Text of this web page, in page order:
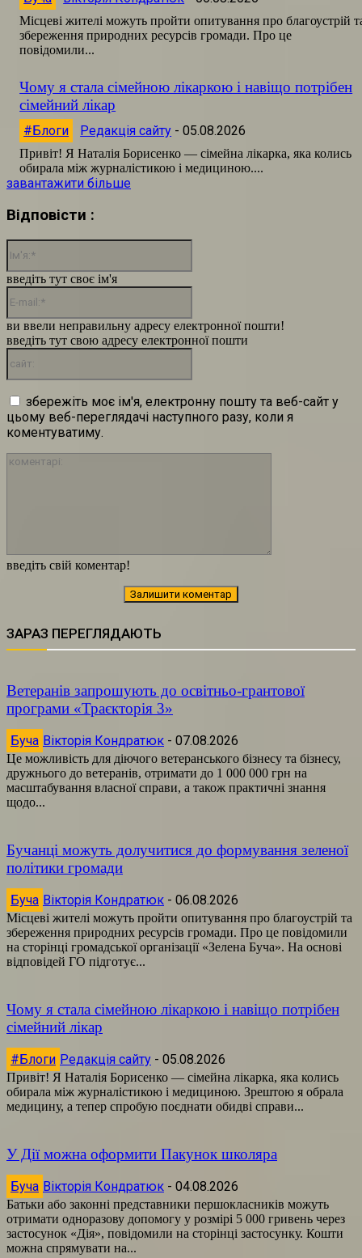
Місцеві жителі можуть пройти опитування про благоустрій
збереження природних ресурсів громади. Про це
повідомили...
Чому я стала сімейною лікаркою і навіщо потрібен
сімейний лікар
#Блоги Редакція сайту - 05.08.2026
Привіт! Я Наталія Борисенко — сімейна лікарка, яка колись
обирала між журналістикою і медициною....
завантажити більше
Відповісти :
введіть свій коментар!
введіть тут своє ім'я
ви ввели неправильну адресу електронної пошти!
введіть тут свою адресу електронної пошти
збережіть моє ім'я, електронну пошту та веб-сайт у
цьому веб-переглядачі наступного разу, коли я
коментуватиму.
ЗАРАЗ ПЕРЕГЛЯДАЮТЬ
Ветеранів запрошують до освітньо-грантової
програми «Траєкторія 3»
Буча Вікторія Кондратюк - 07.08.2026
Це можливість для діючого ветеранського бізнесу та бізнесу,
дружнього до ветеранів, отримати до 1 000 000 грн на
масштабування власної справи, а також практичні знання
щодо...
Бучанці можуть долучитися до формування зеленої
політики громади
Буча Вікторія Кондратюк - 06.08.2026
Місцеві жителі можуть пройти опитування про благоустрій та
збереження природних ресурсів громади. Про це повідомили
на сторінці громадської організації «Зелена Буча». На основі
відповідей ГО підготує...
Чому я стала сімейною лікаркою і навіщо потрібен
сімейний лікар
#Блоги Редакція сайту - 05.08.2026
Привіт! Я Наталія Борисенко — сімейна лікарка, яка колись
обирала між журналістикою і медициною. Зрештою я обрала
медицину, а тепер спробую поєднати обидві справи...
У Дії можна оформити Пакунок школяра
Буча Вікторія Кондратюк - 04.08.2026
Батьки або законні представники першокласників можуть
отримати одноразову допомогу у розмірі 5 000 гривень через
застосунок «Дія», повідомили на сторінці застосунку. Кошти
можна спрямувати на...